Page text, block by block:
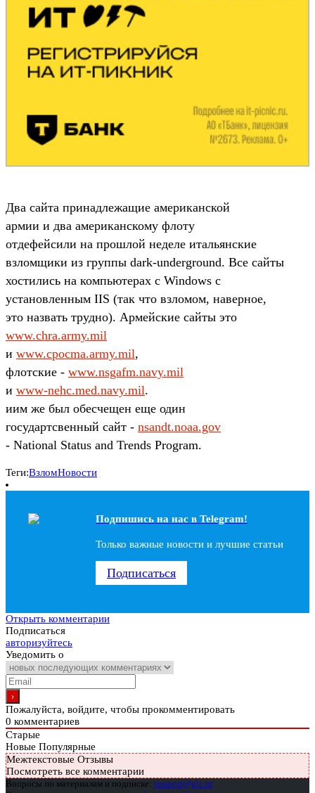
Два сайта принадлежащие американской
армии и два американскому флоту
отдефейсили на прошлой неделе итальянские
взломщики из группы dark-underground. Все сайты
хостились на компьютерах с Windows с
установленным IIS (так что взломом, наверное,
это назвать трудно). Армейские сайты это
www.chra.army.mil
и www.cpocma.army.mil,
флотские - www.nsgafm.navy.mil
и www-nehc.med.navy.mil.
иим же был обесчещен еще один
государтсвенный сайт - nsandt.noaa.gov
- National Status and Trends Program.
Теги:ВзломНовости
Подпишись на наc в Telegram!
Только важные новости и лучшие статьи
Подписаться
Открыть комментарии
Подписаться
авторизуйтесь
Уведомить о
Пожалуйста, войдите, чтобы прокомментировать
0 комментариев
Старые
Новые Популярные
Межтекстовые Отзывы
Посмотреть все комментарии
Вопросы по материалам и подписке: support@glc.ru